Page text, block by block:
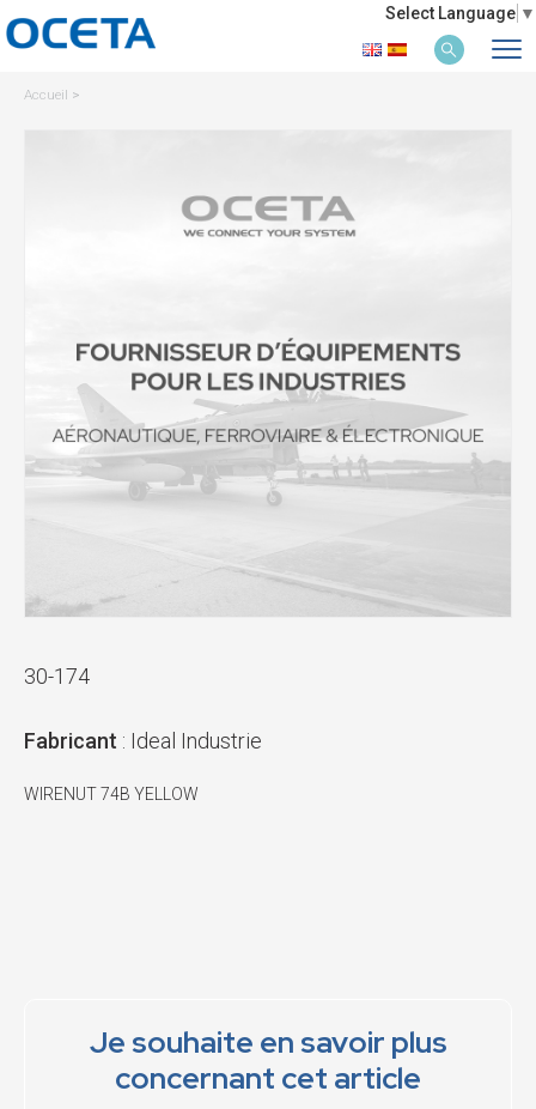
Select Language ▼
Accueil >
30-174
Fabricant : Ideal Industrie
WIRENUT 74B YELLOW
Je souhaite en savoir plus
concernant cet article